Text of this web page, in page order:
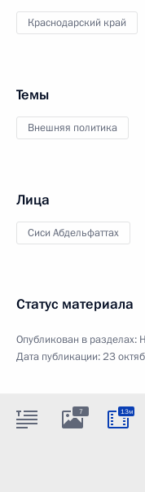
Краснодарский край
Темы
Внешняя политика
Лица
Сиси Абдельфаттах
Статус материала
Опубликован в разделах:
Дата публикации:23
7 13м